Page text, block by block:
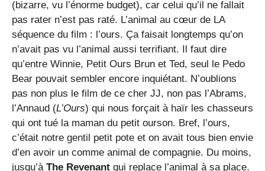
(bizarre, vu l’énorme budget), car celui qu’il ne fallait
pas rater n’est pas raté. L’animal au cœur de LA
séquence du film : l’ours. Ça faisait longtemps qu’on
n’avait pas vu l’animal aussi terrifiant. Il faut dire
qu’entre Winnie, Petit Ours Brun et Ted, seul le Pedo
Bear pouvait sembler encore inquiétant. N’oublions
pas non plus le film de ce cher JJ, non pas l’Abrams,
l’Annaud (L’Ours) qui nous forçait à haïr les chasseurs
qui ont tué la maman du petit ourson. Bref, l’ours,
c’était notre gentil petit pote et on avait tous bien envie
d’en avoir un comme animal de compagnie. Du moins,
jusqu’à The Revenant qui replace l’animal à sa place.